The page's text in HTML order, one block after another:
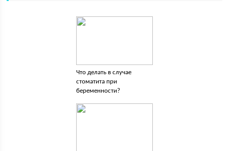
Что делать в случае
стоматита при
беременности?